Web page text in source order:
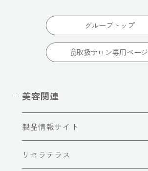
グループトップ
取扱サロン専用ページ
美容関連
製品情報サイト
リセラテラス